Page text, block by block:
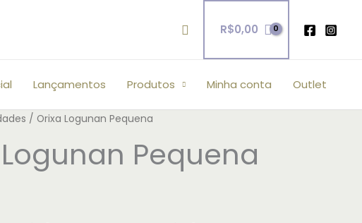
Pesquisar
R$0,00
Lançamentos Produtos Minha conta Outlet
/ Orixa Logunan Pequena
Pequena